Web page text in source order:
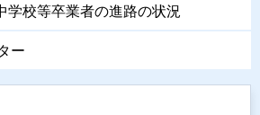
学校等卒業者の進路の状況
ー